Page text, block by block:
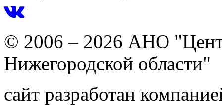
© 2006 – 2026 АНО
Нижегородской области"
сайт разработан